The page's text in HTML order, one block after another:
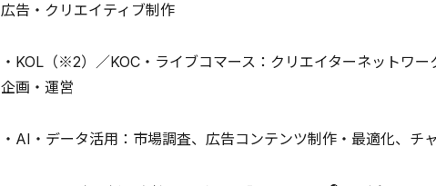
広告・クリエイティブ制作
・KOL（※2）／KOC・ライブコマース：クリエイターネットワ
企画・運営
・AI・データ活用：市場調査、広告コンテンツ制作・最適化、